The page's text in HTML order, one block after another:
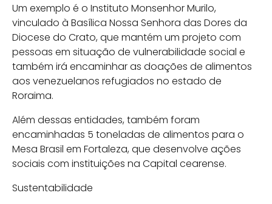
Um exemplo é o Instituto Monsenhor Murilo,
vinculado à Basílica Nossa Senhora das Dores da
Diocese do Crato, que mantém um projeto com
pessoas em situação de vulnerabilidade social e
também irá encaminhar as doações de alimentos
aos venezuelanos refugiados no estado de
Roraima.
Além dessas entidades, também foram
encaminhadas 5 toneladas de alimentos para o
Mesa Brasil em Fortaleza, que desenvolve ações
sociais com instituições na Capital cearense.
Sustentabilidade